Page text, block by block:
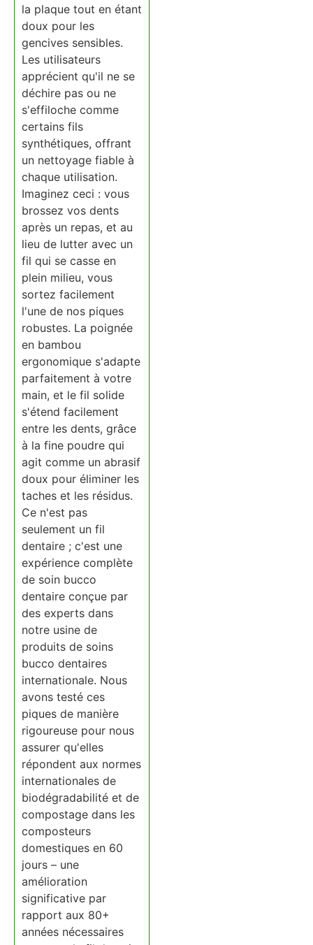
la plaque tout en étant
doux pour les
gencives sensibles.
Les utilisateurs
apprécient qu'il ne se
déchire pas ou ne
s'effiloche comme
certains fils
synthétiques, offrant
un nettoyage fiable à
chaque utilisation.
Imaginez ceci : vous
brossez vos dents
après un repas, et au
lieu de lutter avec un
fil qui se casse en
plein milieu, vous
sortez facilement
l'une de nos piques
robustes. La poignée
en bambou
ergonomique s'adapte
parfaitement à votre
main, et le fil solide
s'étend facilement
entre les dents, grâce
à la fine poudre qui
agit comme un abrasif
doux pour éliminer les
taches et les résidus.
Ce n'est pas
seulement un fil
dentaire ; c'est une
expérience complète
de soin bucco
dentaire conçue par
des experts dans
notre usine de
produits de soins
bucco dentaires
internationale. Nous
avons testé ces
piques de manière
rigoureuse pour nous
assurer qu'elles
répondent aux normes
internationales de
biodégradabilité et de
compostage dans les
composteurs
domestiques en 60
jours – une
amélioration
significative par
rapport aux 80+
années nécessaires